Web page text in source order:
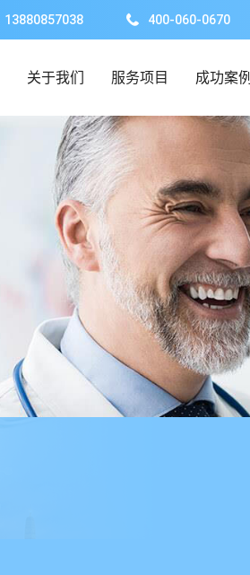
13880857038 400-060-0670
关于我们 服务项目 成功案例